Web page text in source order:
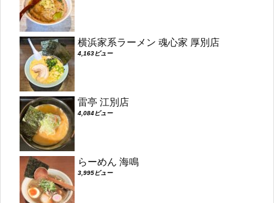
横浜家系ラーメン 魂心家 厚別店
4,163ビュー
雷亭 江別店
4,084ビュー
らーめん 海鳴
3,995ビュー